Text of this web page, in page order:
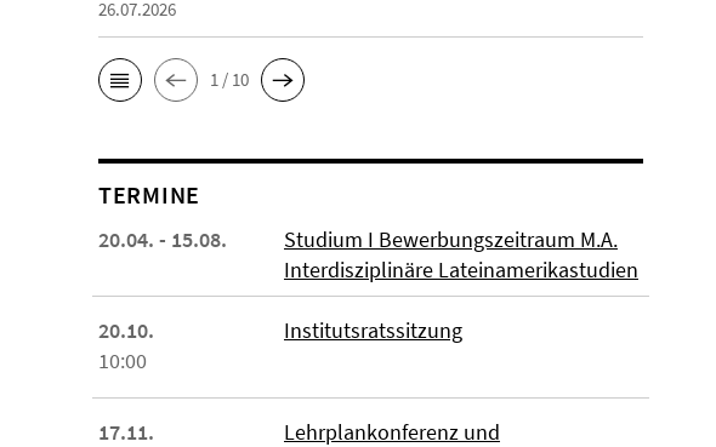
26.07.2026
1 / 10
TERMINE
20.04. - 15.08.
Studium I Bewerbungszeitraum M.A.
Interdisziplinäre Lateinamerikastudien
20.10.
10:00
Institutsratssitzung
17.11.
Lehrplankonferenz und